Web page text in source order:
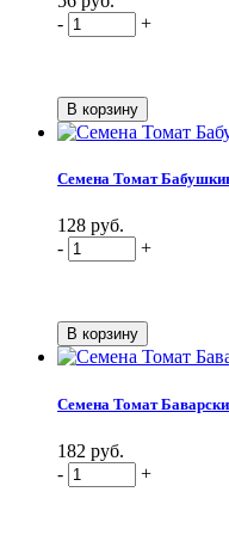
-
+
Семена Томат
128 руб.
-
+
Семена Томат
182 руб.
-
+